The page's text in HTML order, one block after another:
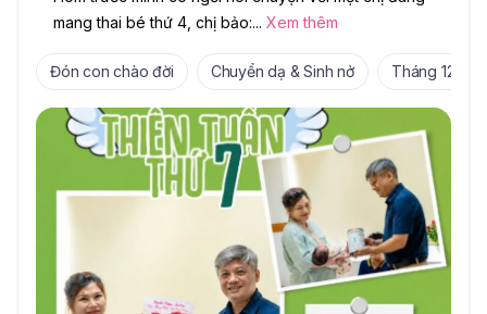
mang thai bé thứ 4, chị bảo:... Xem thêm
Đón con chào đời Chuyển dạ & Sinh nở Tháng 12